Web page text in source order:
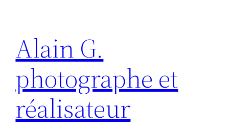
contenu
Alain G.
photographe et
réalisateur